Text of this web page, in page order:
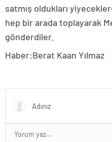
satmış oldukları
hep bir arada toplayarak
gönderdiler.
Haber:Berat Kaan Yılmaz
Otele
escort
escort